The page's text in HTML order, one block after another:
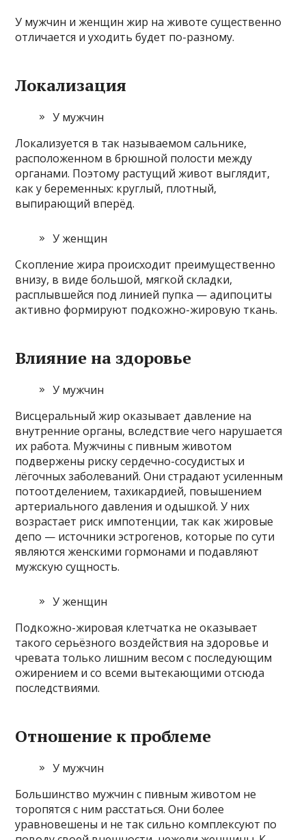
У мужчин и женщин жир на животе существенно
отличается и уходить будет по-разному.
Локализация
У мужчин
Локализуется в так называемом сальнике,
расположенном в брюшной полости между
органами. Поэтому растущий живот выглядит,
как у беременных: круглый, плотный,
выпирающий вперёд.
У женщин
Скопление жира происходит преимущественно
внизу, в виде большой, мягкой складки,
расплывшейся под линией пупка — адипоциты
активно формируют подкожно-жировую ткань.
Влияние на здоровье
У мужчин
Висцеральный жир оказывает давление на
внутренние органы, вследствие чего нарушается
их работа. Мужчины с пивным животом
подвержены риску сердечно-сосудистых и
лёгочных заболеваний. Они страдают усиленным
потоотделением, тахикардией, повышением
артериального давления и одышкой. У них
возрастает риск импотенции, так как жировые
депо — источники эстрогенов, которые по сути
являются женскими гормонами и подавляют
мужскую сущность.
У женщин
Подкожно-жировая клетчатка не оказывает
такого серьёзного воздействия на здоровье и
чревата только лишним весом с последующим
ожирением и со всеми вытекающими отсюда
последствиями.
Отношение к проблеме
У мужчин
Большинство мужчин с пивным животом не
торопятся с ним расстаться. Они более
уравновешены и не так сильно комплексуют по